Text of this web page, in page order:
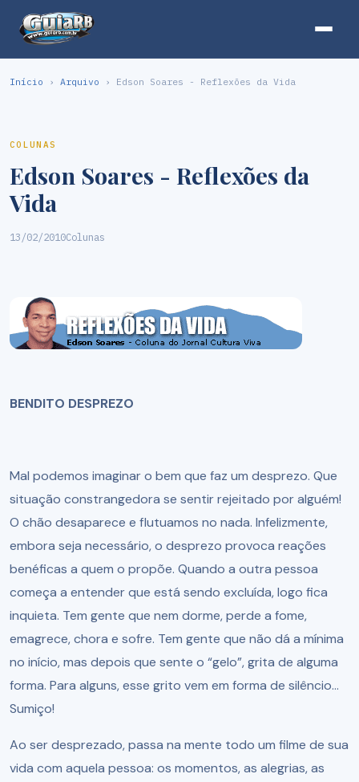
Início › Arquivo › Edson Soares - Reflexões da Vida
COLUNAS
Edson Soares - Reflexões da
Vida
13/02/2010Colunas
BENDITO DESPREZO
Mal podemos imaginar o bem que faz um desprezo. Que
situação constrangedora se sentir rejeitado por alguém!
O chão desaparece e flutuamos no nada. Infelizmente,
embora seja necessário, o desprezo provoca reações
benéficas a quem o propõe. Quando a outra pessoa
começa a entender que está sendo excluída, logo fica
inquieta. Tem gente que nem dorme, perde a fome,
emagrece, chora e sofre. Tem gente que não dá a mínima
no início, mas depois que sente o “gelo”, grita de alguma
forma. Para alguns, esse grito vem em forma de silêncio...
Sumiço!
Ao ser desprezado, passa na mente todo um filme de sua
vida com aquela pessoa: os momentos, as alegrias, as